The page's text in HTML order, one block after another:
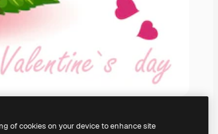
of cookies on your device to enhance site